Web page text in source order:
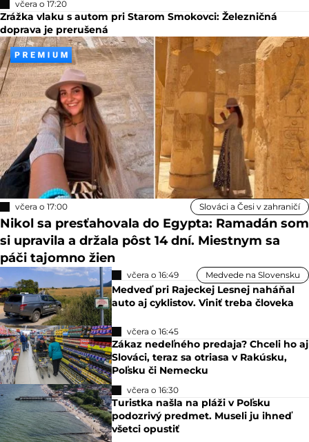
včera o 17:20
Zrážka vlaku s autom pri Starom Smokovci: Železničná
doprava je prerušená
včera o 17:00 Slováci a Česi v zahraničí
Nikol sa presťahovala do Egypta: Ramadán som
si upravila a držala pôst 14 dní. Miestnym sa
páči tajomno žien
včera o 16:49 Medvede na Slovensku
Medveď pri Rajeckej Lesnej naháňal
auto aj cyklistov. Viniť treba človeka
včera o 16:45
Zákaz nedeľného predaja? Chceli ho aj
Slováci, teraz sa otriasa v Rakúsku,
Poľsku či Nemecku
včera o 16:30
Turistka našla na pláži v Poľsku
podozrivý predmet. Museli ju ihneď
všetci opustiť